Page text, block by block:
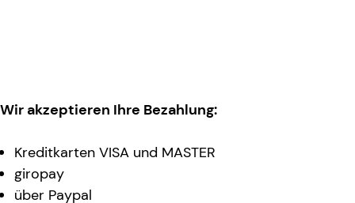
Wir akzeptieren Ihre Bezahlung:
Kreditkarten VISA und MASTER
giropay
über Paypal